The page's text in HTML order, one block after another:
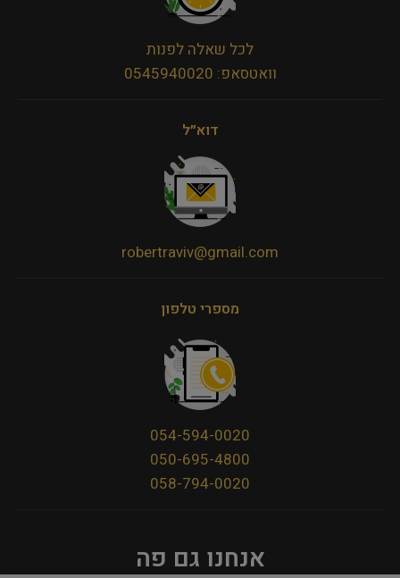
לכל שאלה לפנות
וואטסאפ: 0545940020
דוא״ל
robertraviv@gmail.com
מספרי טלפון
054-594-0020
050-695-4800
058-794-0020
אנחנו גם פה